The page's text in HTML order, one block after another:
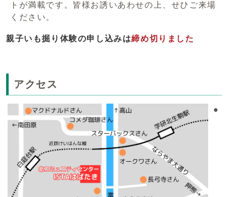
トが満載です。皆様お誘いあわせの上、せひご来場
ください。
親子いも掘り体験の申し込みは締め切りました
アクセス
●